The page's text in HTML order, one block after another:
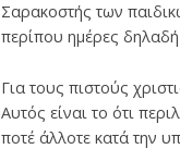
Σαρακοστής των
περίπου ημέρες
Για τους πιστούς
Αυτός είναι το ότι
ποτέ άλλοτε κατά την